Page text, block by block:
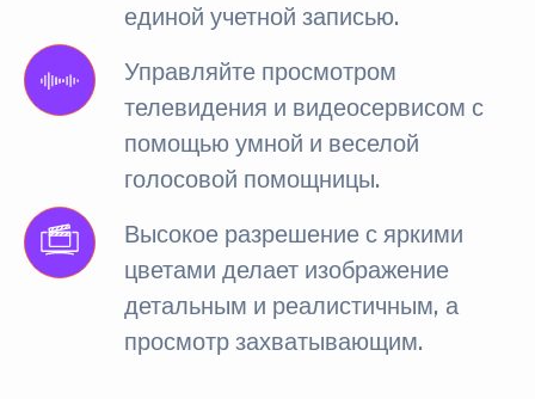
единой учетной записью.
Управляйте просмотром
телевидения и видеосервисом с
помощью умной и веселой
голосовой помощницы.
Высокое разрешение с яркими
цветами делает изображение
детальным и реалистичным, а
просмотр захватывающим.